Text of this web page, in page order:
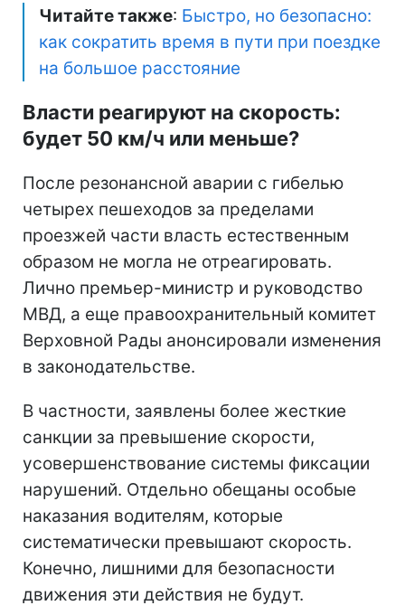
Читайте также: Быстро, но безопасно:
как сократить время в пути при поездке
на большое расстояние
Власти реагируют на скорость:
будет 50 км/ч или меньше?
После резонансной аварии с гибелью
четырех пешеходов за пределами
проезжей части власть естественным
образом не могла не отреагировать.
Лично премьер-министр и руководство
МВД, а еще правоохранительный комитет
Верховной Рады анонсировали изменения
в законодательстве.
В частности, заявлены более жесткие
санкции за превышение скорости,
усовершенствование системы фиксации
нарушений. Отдельно обещаны особые
наказания водителям, которые
систематически превышают скорость.
Конечно, лишними для безопасности
движения эти действия не будут.